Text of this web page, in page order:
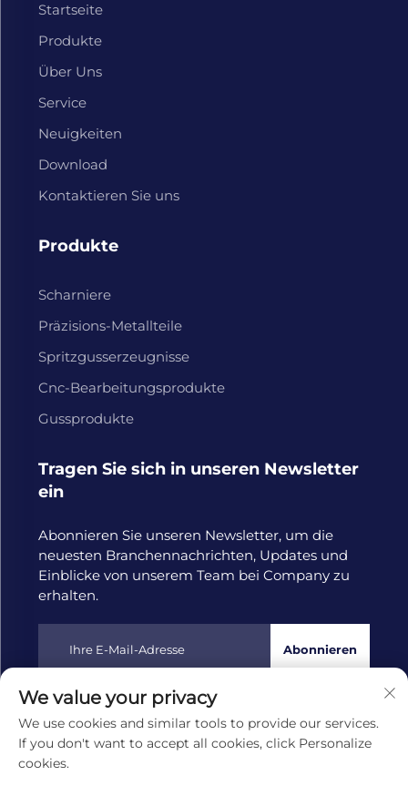
Startseite
Produkte
Über Uns
Service
Neuigkeiten
Download
Kontaktieren Sie uns
Produkte
Scharniere
Präzisions-Metallteile
Spritzgusserzeugnisse
Cnc-Bearbeitungsprodukte
Gussprodukte
Tragen Sie sich in unseren Newsletter
ein
Abonnieren Sie unseren Newsletter, um die
neuesten Branchennachrichten, Updates und
Einblicke von unserem Team bei Company zu
erhalten.
Abonnieren
Urheberrecht © 2025 durch Hangzhou Tongwang
Machinery Co., Ltd
Datenschutzrichtlinie
We value your privacy
We use cookies and similar tools to provide our services.
If you don't want to accept all cookies, click Personalize
cookies.